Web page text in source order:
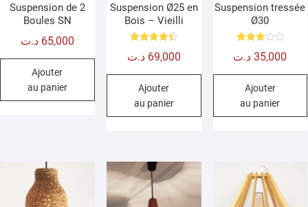
Suspension de 2
Boules SN
65,000 د.ت
Ajouter
au panier
Suspension Ø25 en
Bois – Vieilli
4.50
69,000 د.ت
Ajouter
au panier
Suspension tressée
Ø30
3.0035,000 د.ت
Ajouter
au panier